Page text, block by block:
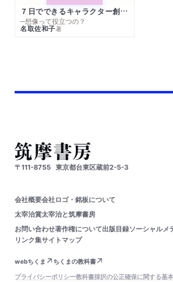
７日でできるキャラクター創作入門
─想像って役立つの？
名取佐和子著
〒111-8755 東京都台東区蔵前2-5-3
会社概要会社ロゴ・銘板について
太宰治賞太宰治と筑摩書房
お問い合わせ著作権について出版目録ソーシャルメ
リンク集サイトマップ
webちくま
ちくまの教科書
プライバシーポリシー教科書採択の公正確保に関する基